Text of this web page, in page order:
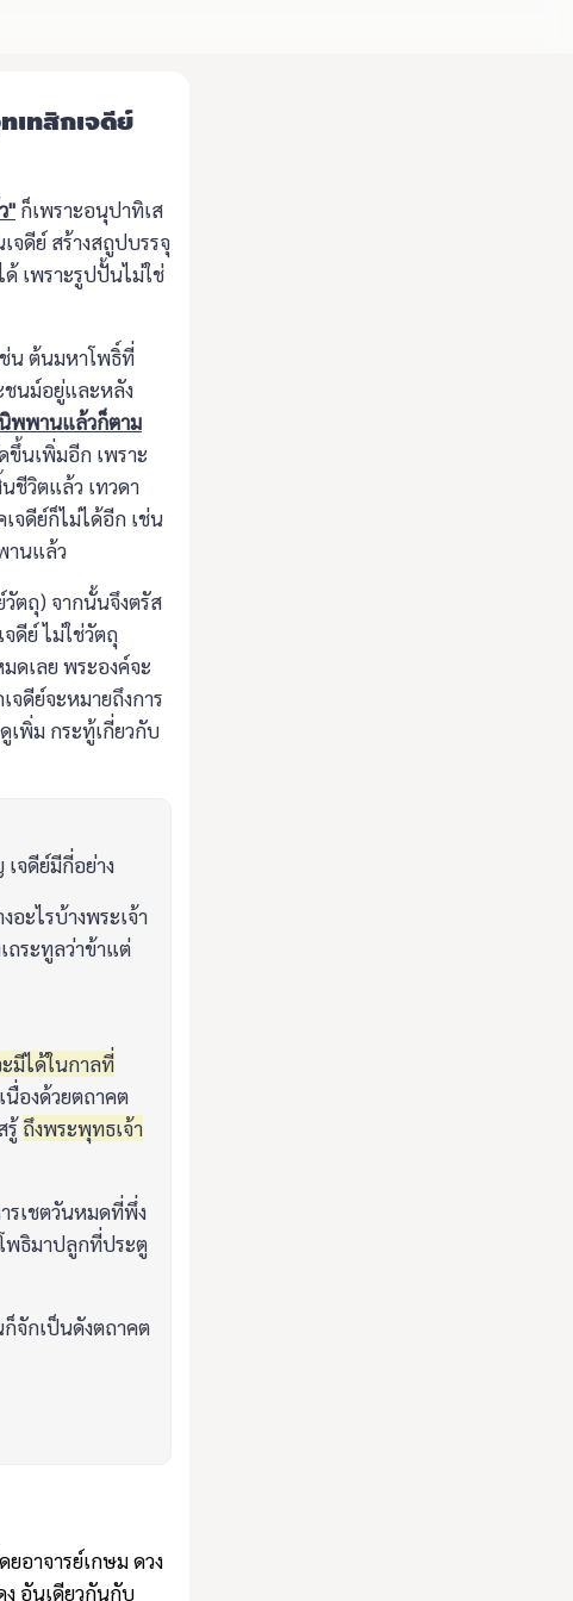
เทสิกเจดีย์
" ก็เพราะอนุปาทิเส
จดีย์ สร้างสถูปบรรจุ
เพราะรูปปั้นไม่ใช่
น ต้นมหาโพธิ์ที่
ชนม์อยู่และหลัง
พพานแล้วก็ตาม
นเพิ่มอีก เพราะ
ชีวิตแล้ว เทวดา
จดีย์ก็ไม่ได้อีก เช่น
านแล้ว
ตถุ) จากนั้นจึงตรัส
ดีย์ ไม่ใช่วัตถุ
ดเลย พระองค์จะ
จดีย์จะหมายถึงการ
พิ่ม กระทู้เกี่ยวกับ
จดีย์มีกี่อย่าง
ะไรบ้างพระเจ้า
ถระทูลว่าข้าแต่
มีได้ในกาลที่
นื่องด้วยตถาคต
รู้ ถึงพระพุทธเจ้า
รเชตวันหมดที่พึ่ง
พธิมาปลูกที่ประตู
จักเป็นดังตถาคต
อาจารย์เกษม ดวง
ง อันเดียวกันกับ